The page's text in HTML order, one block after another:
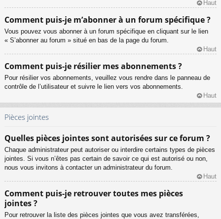
Haut
Comment puis-je m’abonner à un forum spécifique ?
Vous pouvez vous abonner à un forum spécifique en cliquant sur le lien
« S’abonner au forum » situé en bas de la page du forum.
Haut
Comment puis-je résilier mes abonnements ?
Pour résilier vos abonnements, veuillez vous rendre dans le panneau de
contrôle de l’utilisateur et suivre le lien vers vos abonnements.
Haut
Pièces jointes
Quelles pièces jointes sont autorisées sur ce forum ?
Chaque administrateur peut autoriser ou interdire certains types de pièces
jointes. Si vous n’êtes pas certain de savoir ce qui est autorisé ou non,
nous vous invitons à contacter un administrateur du forum.
Haut
Comment puis-je retrouver toutes mes pièces
jointes ?
Pour retrouver la liste des pièces jointes que vous avez transférées,